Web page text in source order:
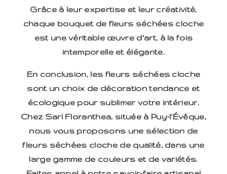
Grâce à leur expertise et leur créativité,
chaque bouquet de fleurs séchées cloche
est une véritable œuvre d'art, à la fois
intemporelle et élégante.
En conclusion, les fleurs séchées cloche
sont un choix de décoration tendance et
écologique pour sublimer votre intérieur.
Chez Sarl Floranthea, située à Puy-l'Évêque,
nous vous proposons une sélection de
fleurs séchées cloche de qualité, dans une
large gamme de couleurs et de variétés.